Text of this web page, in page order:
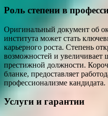
Роль степени в
Оригинальный документ об
института может стать
карьерного роста. Степень
возможностей и увеличивает
престижной должности.
бланке, предоставляет
профессионализме кандидата.
Услуги и гарантии